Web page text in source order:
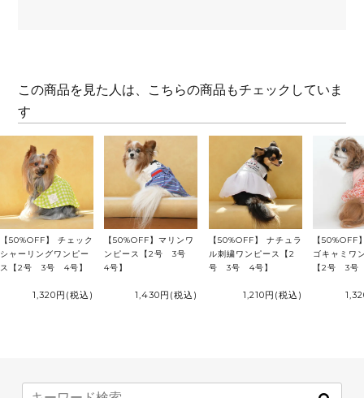
この商品を見た人は、こちらの商品もチェックしていま
す
【50%OFF】 チェック
シャーリングワンピー
ス【2号 3号 4号】
1,320円 (税込)
【50%OFF】マリンワ
ンピース【2号 3号
4号】
1,430円 (税込)
【50%OFF】 ナチュラ
ル刺繍ワンピース【2
号 3号 4号】
1,210円 (税込)
【50%OFF
ゴキャミワ
【2号 3